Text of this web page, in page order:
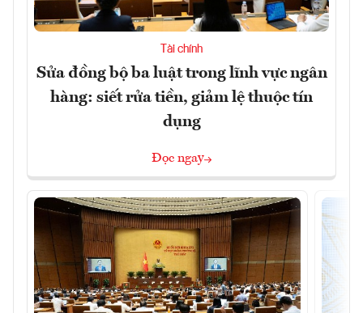
Tài chính
Sửa đồng bộ ba luật trong lĩnh vực ngân
hàng: siết rửa tiền, giảm lệ thuộc tín
dụng
Đọc ngay